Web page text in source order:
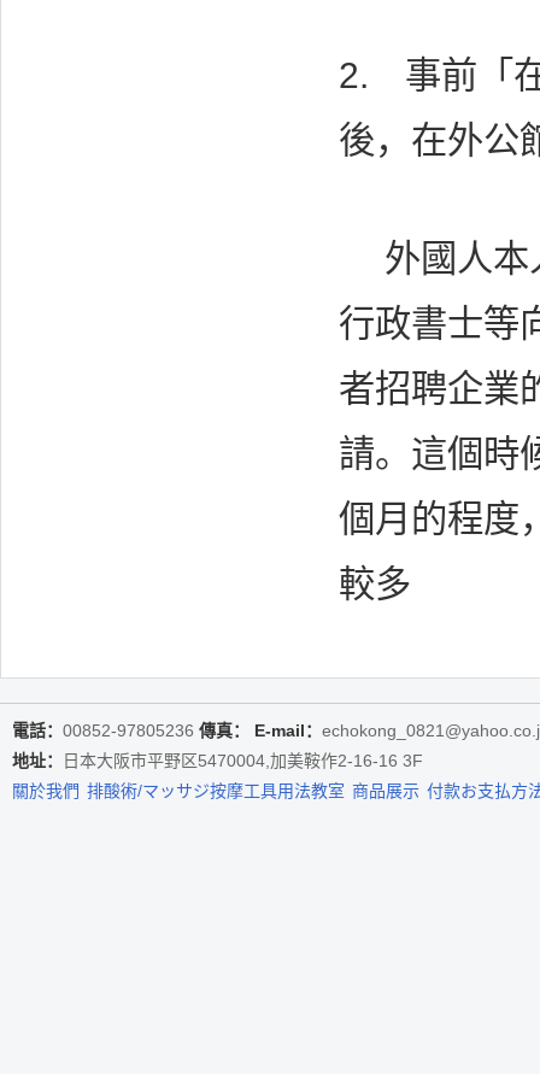
2. 事前「
後，在外公
外國人本
行政書士等
者招聘企業
請。這個時
個月的程度
較多
電話： 00852-97805236 傳真： E-mail：
地址：
日本大阪市平野区5470004,加美鞍作2-16-16 3F
關於我們 排酸術/マッサジ按摩工具用法教室 商品展示 付款お支払方